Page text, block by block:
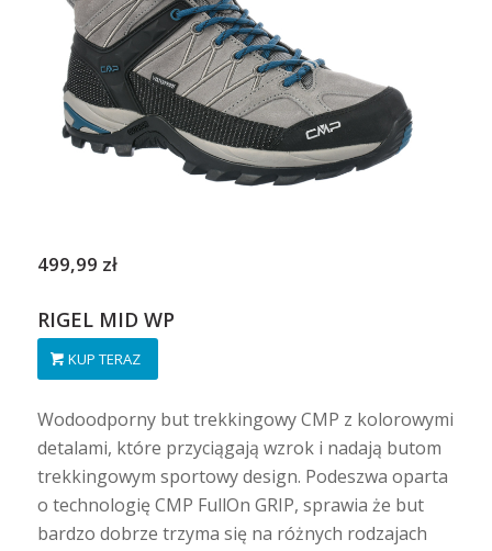
499,99 zł
RIGEL MID WP
KUP TERAZ
Wodoodporny but trekkingowy CMP z kolorowymi
detalami, które przyciągają wzrok i nadają butom
trekkingowym sportowy design. Podeszwa oparta
o technologię CMP FullOn GRIP, sprawia że but
bardzo dobrze trzyma się na różnych rodzajach